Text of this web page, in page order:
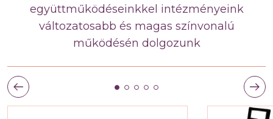
együttműködéseinkkel intézményeink
változatosabb és magas színvonalú
működésén dolgozunk